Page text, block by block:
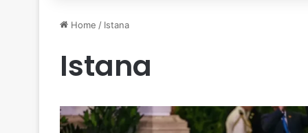
Home / Istana
Istana